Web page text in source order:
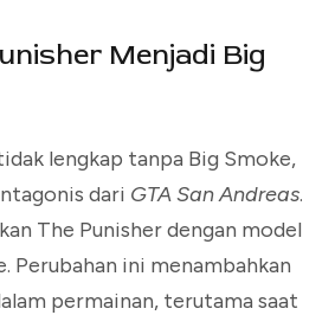
Menjadi Big
lengkap tanpa Big Smoke,
dari GTA San Andreas.
The Punisher dengan model
Perubahan ini menambahkan
permainan, terutama saat